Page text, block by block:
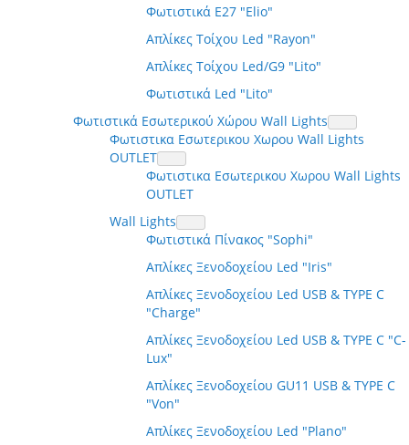
Φωτιστικά E27 "Elio"
Απλίκες Τοίχου Led "Rayon"
Απλίκες Τοίχου Led/G9 "Lito"
Φωτιστικά Led "Lito"
Φωτιστικά Εσωτερικού Χώρου Wall Lights
Φωτιστικα Εσωτερικου Χωρου Wall Lights
OUTLET
Φωτιστικα Εσωτερικου Χωρου Wall Lights
OUTLET
Wall Lights
Φωτιστικά Πίνακος "Sophi"
Απλίκες Ξενοδοχείου Led "Iris"
Απλίκες Ξενοδοχείου Led USB & TYPE C
"Charge"
Απλίκες Ξενοδοχείου Led USB & TYPE C "C-
Lux"
Απλίκες Ξενοδοχείου GU11 USB & TYPE C
"Von"
Απλίκες Ξενοδοχείου Led "Plano"